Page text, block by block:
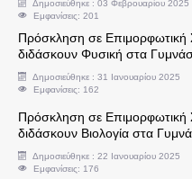
Αναρτήσεις τμ.
Ανακοινώσεις τμ.
Χρήσιμα έγγραφα
Νομοθεσία - τμ.
Δημοσιεύθηκε : 03 Φεβρουαρίου 2025
Εμφανίσεις: 201
Πρόσκληση σε Επιμορφωτική
διδάσκουν Φυσική στα
Δημοσιεύθηκε : 31 Ιανουαρίου 2025
Εμφανίσεις: 162
Πρόσκληση σε Επιμορφωτική
διδάσκουν Βιολογία στα
Δημοσιεύθηκε : 22 Ιανουαρίου 2025
Εμφανίσεις: 176